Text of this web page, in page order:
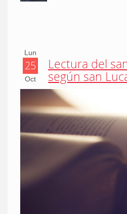
Lun
25
Oct
Lectura del
según san